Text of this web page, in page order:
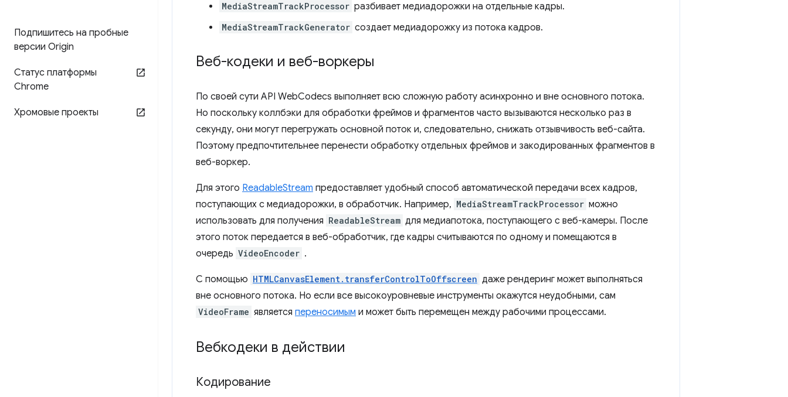
Подпишитесь на пробные
версии Origin
Статус платформы
Chrome
Хромовые проекты
MediaStreamTrackProcessor разбивает медиадорожки на отдельные кадры.
MediaStreamTrackGenerator создает медиадорожку из потока кадров.
Веб-кодеки и веб-воркеры
По своей сути API WebCodecs выполняет всю сложную работу асинхронно и вне основного потока.
Но поскольку коллбэки для обработки фреймов и фрагментов часто вызываются несколько раз в
секунду, они могут перегружать основной поток и, следовательно, снижать отзывчивость веб-сайта.
Поэтому предпочтительнее перенести обработку отдельных фреймов и закодированных фрагментов в
веб-воркер.
Для этого ReadableStream предоставляет удобный способ автоматической передачи всех кадров,
поступающих с медиадорожки, в обработчик. Например, MediaStreamTrackProcessor можно
использовать для получения ReadableStream для медиапотока, поступающего с веб-камеры. После
этого поток передается в веб-обработчик, где кадры считываются по одному и помещаются в
очередь VideoEncoder .
С помощью HTMLCanvasElement.transferControlToOffscreen даже рендеринг может выполняться
вне основного потока. Но если все высокоуровневые инструменты окажутся неудобными, сам
VideoFrame является переносимым и может быть перемещен между рабочими процессами.
Вебкодеки в действии
Кодирование